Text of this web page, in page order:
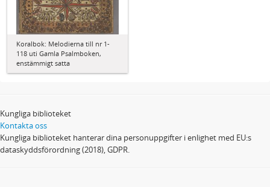
Koralbok: Melodierna till nr 1-
118 uti Gamla Psalmboken,
enstämmigt satta
Kungliga biblioteket
Kontakta oss
Kungliga biblioteket hanterar dina personuppgifter i enlighet med EU:s
dataskyddsförordning (2018), GDPR.